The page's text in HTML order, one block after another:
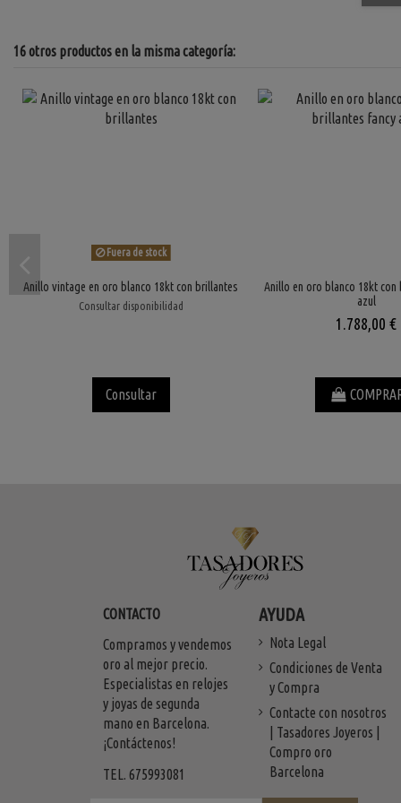
16 otros productos en la misma categoría:
Fuera de stock
Anillo vintage en oro blanco 18kt con brillantes
Consultar disponibilidad
Consultar
Anillo en oro blanco 18kt con
azul
1.788,00 €
CONTACTO
Compramos y vendemos
oro al mejor precio.
Especialistas en relojes
y joyas de segunda
mano en Barcelona.
¡Contáctenos!
TEL. 675993081
AYUDA
Nota Legal
Condiciones de Venta
y Compra
Contacte con nosotros
| Tasadores Joyeros |
Compro oro
Barcelona